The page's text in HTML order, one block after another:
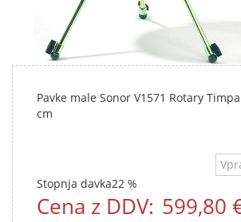
Pavke male Sonor V1571 Rotary
cm
Stopnja davka22 %
Cena z DDV: 599,80